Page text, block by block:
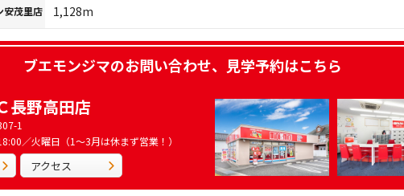
安茂里店 1,128m
ブエモンジマのお問い合わせ、見学予約はこちら
長野高田店
1
／火曜日（1～3月は休まず営業！）
アクセス